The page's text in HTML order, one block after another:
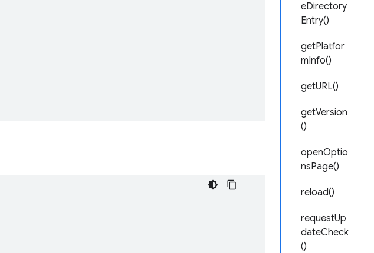
eDirectory
Entry()
getPlatfor
mInfo()
getURL()
getVersion
()
openOptio
nsPage()
reload()
requestUp
dateCheck
()